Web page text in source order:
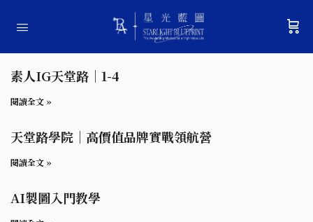
素人IG天堂路｜1-4
閱讀全文 »
天堂路學院｜高價值品牌實戰領航營
閱讀全文 »
AI製圖入門教學